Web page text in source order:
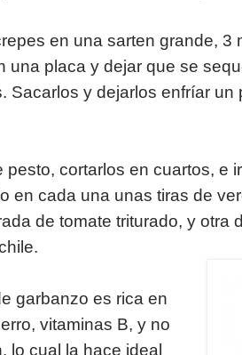
en una sarten grande,
una placa y dejar que se
Sacarlos y dejarlos enfríar un
pesto, cortarlos en cuartos, e
en cada una unas tiras de
de tomate triturado, y otra
garbanzo es rica en
vitaminas B, y no
lo cual la hace ideal